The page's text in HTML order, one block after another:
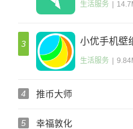
生活服务
3 小优手机壁
生活服务
4 推币大师
5 幸福敦化